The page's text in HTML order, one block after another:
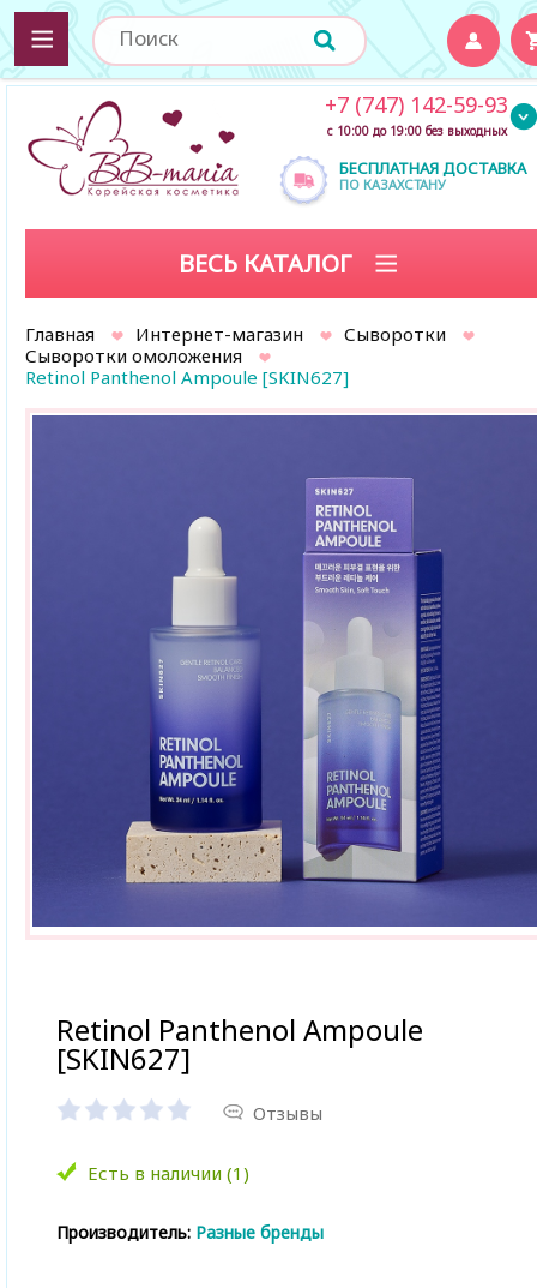
БЕСПЛАТНАЯ ДОСТАВКА
ПО КАЗАХСТАНУ
+7 (747) 142-59-93
с 10:00 до 19:00 без выходных
ВЕСЬ КАТАЛОГ
Главная Интернет-магазин
Сыворотки
Сыворотки омоложения
Retinol Panthenol Ampoule [SKIN627]
Retinol Panthenol Ampoule
[SKIN627]
Отзывы
Есть в наличии (1)
Производитель: Разные бренды